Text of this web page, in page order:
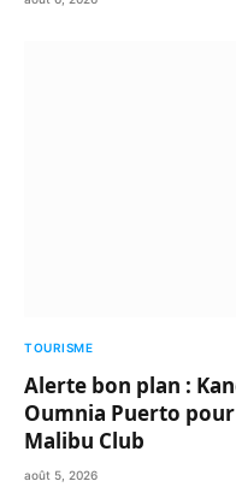
TOURISME
Alerte bon plan :
Oumnia Puerto
Malibu Club
août 5, 2026